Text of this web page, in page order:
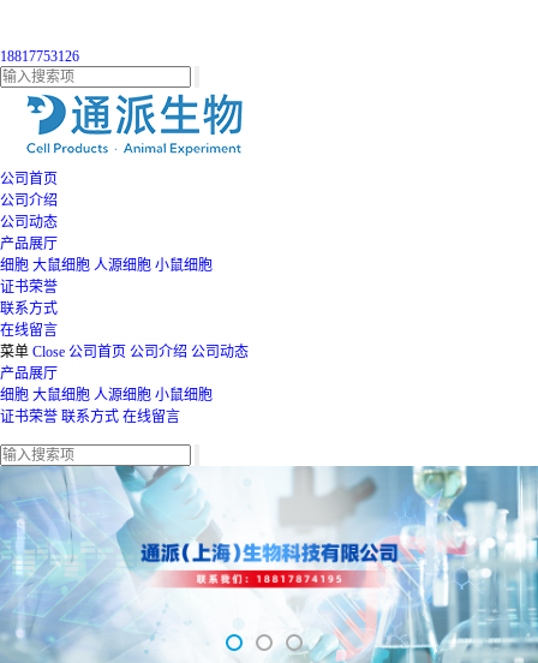
18817753126
公司首页
公司介绍
公司动态
产品展厅
细胞 大鼠细胞 人源细胞 小鼠细胞
证书荣誉
联系方式
在线留言
菜单 Close 公司首页 公司介绍 公司动态
产品展厅
细胞 大鼠细胞 人源细胞 小鼠细胞
证书荣誉 联系方式 在线留言